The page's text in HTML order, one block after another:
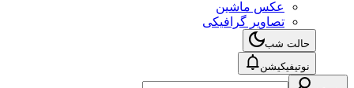
عکس ماشین
تصاویر گرافیکی
حالت شب
نوتیفیکیشن